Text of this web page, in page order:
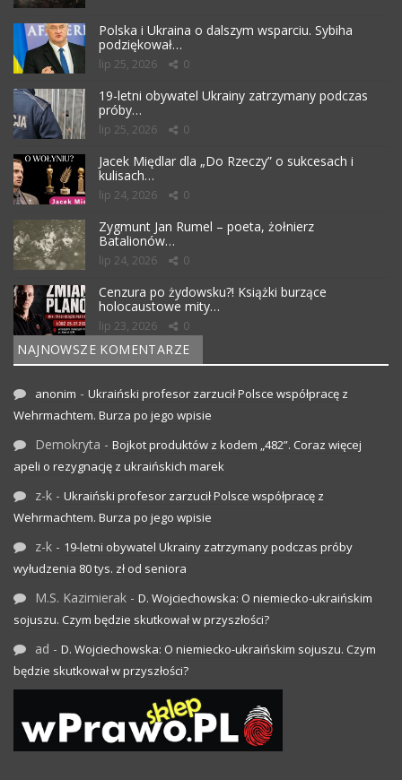
Polska i Ukraina o dalszym wsparciu. Sybiha
podziękował…
lip 25, 2026 0
19-letni obywatel Ukrainy zatrzymany podczas
próby…
lip 25, 2026 0
Jacek Międlar dla „Do Rzeczy” o sukcesach i
kulisach…
lip 24, 2026 0
Zygmunt Jan Rumel – poeta, żołnierz
Batalionów…
lip 24, 2026 0
Cenzura po żydowsku?! Książki burzące
holocaustowe mity…
lip 23, 2026 0
NAJNOWSZE KOMENTARZE
anonim - Ukraiński profesor zarzucił Polsce współpracę z
Wehrmachtem. Burza po jego wpisie
Demokryta - Bojkot produktów z kodem „482”. Coraz więcej
apeli o rezygnację z ukraińskich marek
z-k - Ukraiński profesor zarzucił Polsce współpracę z
Wehrmachtem. Burza po jego wpisie
z-k - 19-letni obywatel Ukrainy zatrzymany podczas próby
wyłudzenia 80 tys. zł od seniora
M.S. Kazimierak - D. Wojciechowska: O niemiecko-ukraińskim
sojuszu. Czym będzie skutkował w przyszłości?
ad - D. Wojciechowska: O niemiecko-ukraińskim sojuszu. Czym
będzie skutkował w przyszłości?